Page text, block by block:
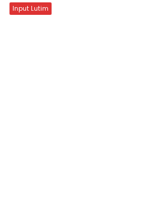
Input Lutim